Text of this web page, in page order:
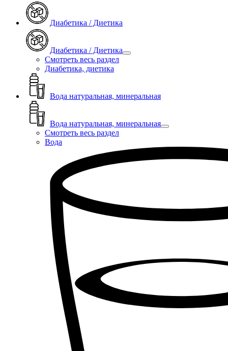
Диабетика / Диетика
Диабетика / Диетика
Смотреть весь раздел
Диабетика, диетика
Вода натуральная, минеральная
Вода натуральная, минеральная
Смотреть весь раздел
Вода